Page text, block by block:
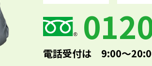
電話受付は 9:00～